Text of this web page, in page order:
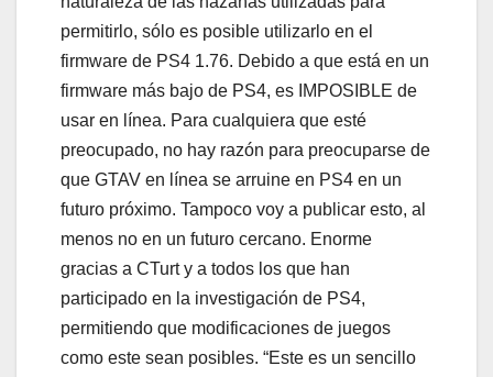
permitirlo, sólo es posible utilizarlo en el
firmware de PS4 1.76. Debido a que está en un
firmware más bajo de PS4, es IMPOSIBLE de
usar en línea. Para cualquiera que esté
preocupado, no hay razón para preocuparse de
que GTAV en línea se arruine en PS4 en un
futuro próximo. Tampoco voy a publicar esto, al
menos no en un futuro cercano. Enorme
gracias a CTurt y a todos los que han
participado en la investigación de PS4,
permitiendo que modificaciones de juegos
como este sean posibles. “Este es un sencillo